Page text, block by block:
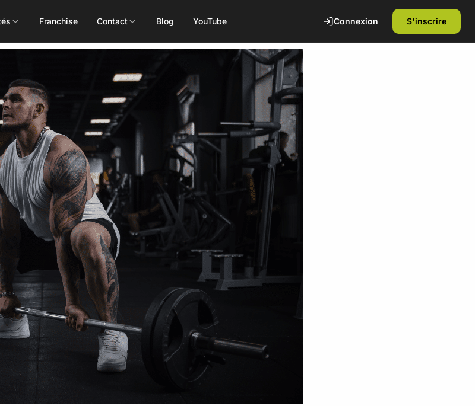
Toutes les activités
Concept
ALEOP
Aléop Cardio
Aléop Force
Aléop Fight
Booty Shape
Power Flow
Pôle Santé
Massages
Nutritionniste
Ostéopathe
Zumba Kids
Danse Kids
Boxe Kids
1ère séance offerte
Franchise Contact Blog YouTube Connexion S'inscrire